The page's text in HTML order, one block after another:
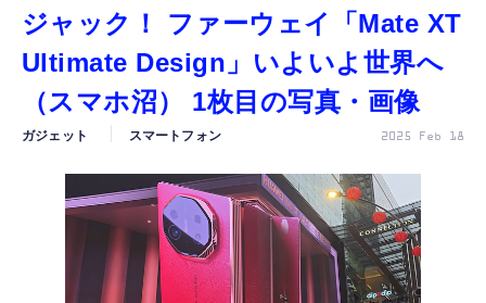
ガジェット
ゲーム
カルチャー
公式ストア
ジャック！ ファーウェイ「Mate XT
Ultimate Design」いよいよ世界へ
（スマホ沼） 1枚目の写真・画像
ガジェット スマートフォン 2025 Feb 18